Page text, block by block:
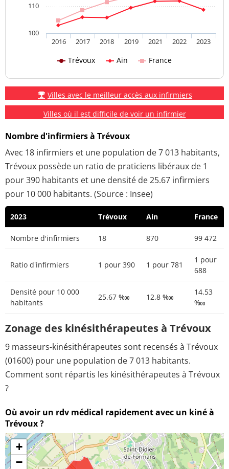
Trévoux Ain France
2016 2017 2018 2019 2021 2022 2023
100
110
Villes avec le meilleur accès aux infirmiers
Villes où il est difficile de voir un infirmier
Nombre d'infirmiers à Trévoux
Avec 18 infirmiers et une population de 7 013 habitants,
Trévoux possède un ratio de praticiens libéraux de 1
pour 390 habitants et une densité de 25.67 infirmiers
pour 10 000 habitants. (Source : Insee)
2023 Trévoux Ain France
Nombre d'infirmiers 18 870 99 472
Ratio d'infirmiers 1 pour 390 1 pour 781
1 pour
688
Densité pour 10 000
habitants
25.67 ‱ 12.8 ‱
14.53
‱
Zonage des kinésithérapeutes à Trévoux
9 masseurs-kinésithérapeutes sont recensés à Trévoux
(01600) pour une population de 7 013 habitants.
Comment sont répartis les kinésithérapeutes à Trévoux
?
Où avoir un rdv médical rapidement avec un kiné à
Trévoux ?
+
−